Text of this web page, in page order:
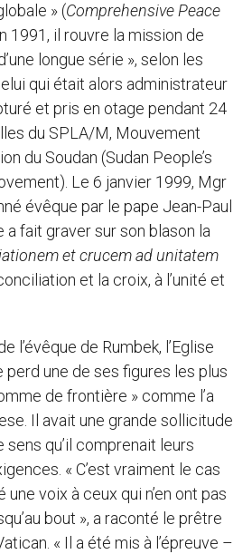
» (Comprehensive Peace
1991, il rouvre la mission de
longue série », selon les
qui était alors administrateur
et pris en otage pendant 24
du SPLA/M, Mouvement
du Soudan (Sudan People’s
Le 6 janvier 1999, Mgr
évêque par le pape Jean-Paul
a fait graver sur son blason la
et crucem ad unitatem
et la croix, à l’unité et
l’évêque de Rumbek, l’Eglise
perd une de ses figures les plus
de frontière » comme l’a
Il avait une grande sollicitude
sens qu’il comprenait leurs
« C’est vraiment le cas
une voix à ceux qui n’en ont pas
bout », a raconté le prêtre
« Il a été mis à l’épreuve –